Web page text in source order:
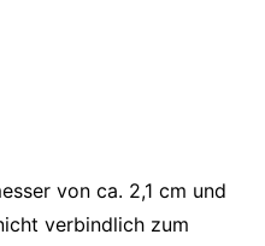
von ca. 2,1 cm und
verbindlich zum